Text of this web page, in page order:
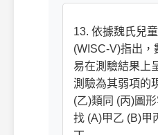
13. 依據魏氏兒
(WISC-V)指出，
易在測驗結果上
測驗為其弱項的
(乙)類同 (丙)圖
找 (A)甲乙 (B)甲